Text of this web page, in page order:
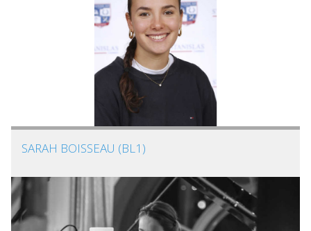
SARAH BOISSEAU (BL1)